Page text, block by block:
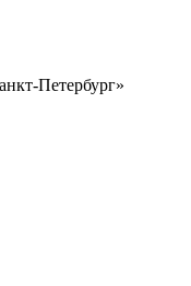
Петербург»